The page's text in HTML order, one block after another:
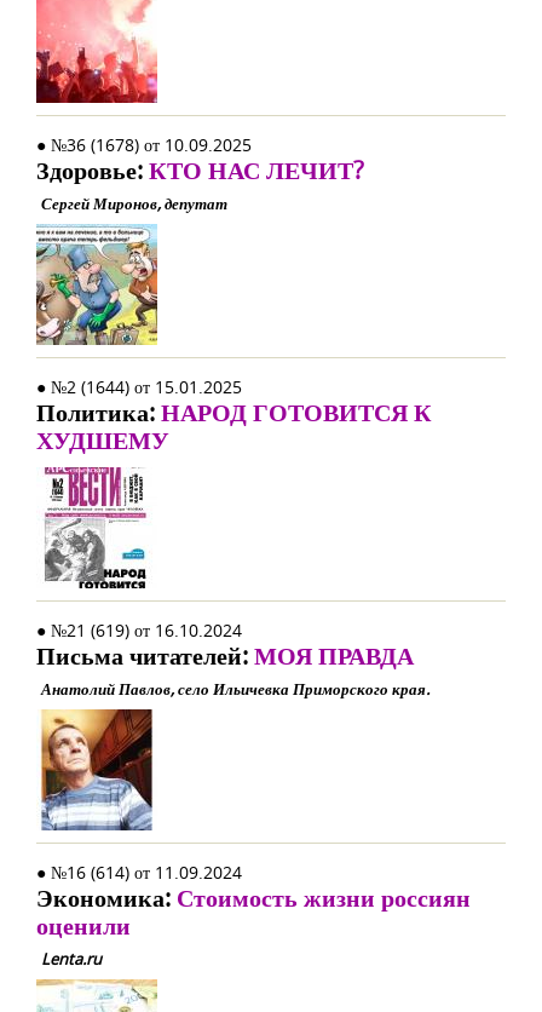
● №36 (1678) от 10.09.2025
Здоровье:КТО НАС ЛЕЧИТ?
Сергей Миронов, депутат
● №2 (1644) от 15.01.2025
Политика:НАРОД ГОТОВИТСЯ К
ХУДШЕМУ
● №21 (619) от 16.10.2024
Письма читателей:МОЯ ПРАВДА
Анатолий Павлов, село Ильичевка Приморского края.
● №16 (614) от 11.09.2024
Экономика: Стоимость жизни россиян
оценили
Lenta.ru